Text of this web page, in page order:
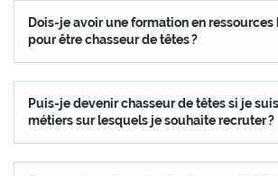
Dois-je avoir une formation en ressources
pour être chasseur de têtes ?
Puis-je devenir chasseur de têtes si je
métiers sur lesquels je souhaite recruter ?